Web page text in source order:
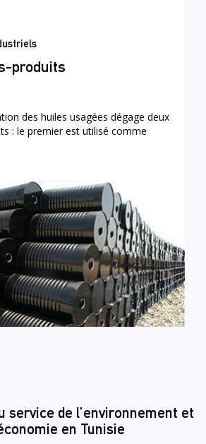
produits
des huiles usagées dégage deux
: le premier est utilisé comme
service de l’environnement et
en Tunisie